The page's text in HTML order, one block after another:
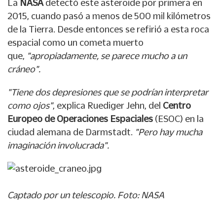
La NASA detectó este asteroide por primera en
2015, cuando pasó a menos de 500 mil kilómetros
de la Tierra. Desde entonces se refirió a esta roca
espacial como un cometa muerto
que, "apropiadamente, se parece mucho a un
cráneo".
"Tiene dos depresiones que se podrían interpretar
como ojos", explica Ruediger Jehn, del Centro
Europeo de Operaciones Espaciales (ESOC) en la
ciudad alemana de Darmstadt. "Pero hay mucha
imaginación involucrada".
Captado por un telescopio. Foto: NASA